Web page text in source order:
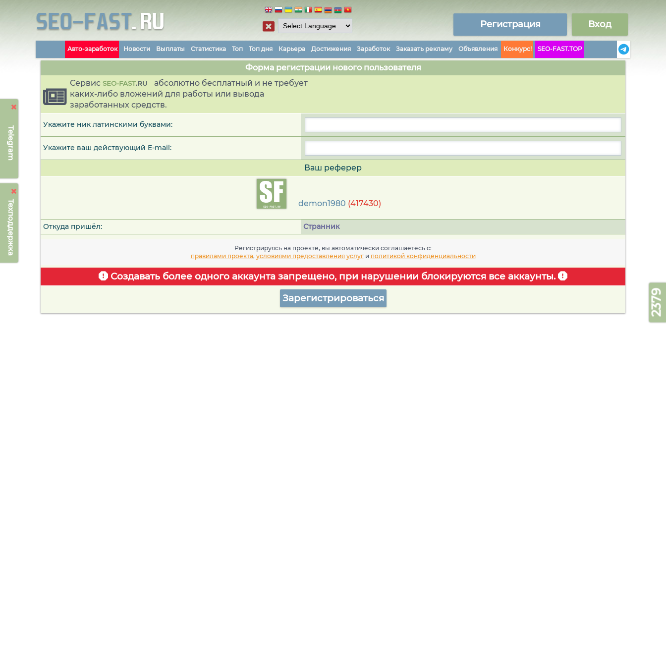
Telegram
Техподдержка
Регистрация Вход
Авто-заработок Новости Выплаты Статистика Топ Топ дня Карьера Достижения Заработок Заказать рекламу Объявления Конкурс! SEO-FAST.TOP
Форма регистрации нового пользователя
Сервис SEO-FAST.RU
абсолютно бесплатный и не требует
каких-либо вложений для работы или вывода
заработанных средств.
Укажите ник латинскими буквами:
Укажите ваш действующий E-mail:
Ваш реферер
demon1980 (417430)
Откуда пришёл: Странник
Регистрируясь на проекте, вы автоматически соглашаетесь c:
правилами проекта, условиями предоставления услуги политикой конфиденциальности
Создавать более одного аккаунта запрещено, при нарушении блокируются все аккаунты.
Зарегистрироваться
2379